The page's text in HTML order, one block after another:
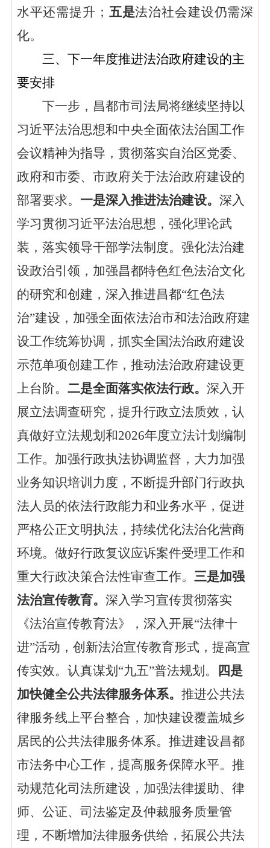
水平还需提升； 五是法治社会建设仍需深
化。
三、下一年度推进法治政府建设的主
要安排
下一步，昌都市司法局将继续坚持以
习近平法治思想和中央全面依法治国工作
会议精神为指导， 贯彻落实自治区党委、
政府和市委、市政府关于法治政府建设的
部署要求。 一是深入推进法治建设。 深入
学习贯彻习近平法治思想，强化理论武
装，落实领导干部学法制度。强化法治建
设政治引领，加强昌都特色红色法治文化
的研究和创建，深入推进昌都“红色法
治”建设，加强全面依法治市和法治政府建
设工作统筹协调，抓实全国法治政府建设
示范单项创建工作，推动法治政府建设更
上台阶。 二是全面落实依法行政。 深入开
展立法调查研究，提升行政立法质效，认
真做好立法规划和2026年度立法计划编制
工作。加强行政执法协调监督，大力加强
业务知识培训力度，不断提升部门行政执
法人员的依法行政能力和业务水平，促进
严格公正文明执法，持续优化法治化营商
环境。做好行政复议应诉案件受理工作和
重大行政决策合法性审查工作。 三是加强
法治宣传教育。 深入学习宣传贯彻落实
《法治宣传教育法》，深入开展“法律十
进”活动，创新法治宣传教育形式，提高宣
传实效。认真谋划“九五”普法规划。
四是
加快健全公共法律服务体系。 推进公共法
律服务线上平台整合，加快建设覆盖城乡
居民的公共法律服务体系。推进建设昌都
市法务中心工作，提高服务保障水平。推
动规范化司法所建设，加强法律援助、律
师、公证、司法鉴定及仲裁服务质量管
理，不断增加法律服务供给，拓展公共法